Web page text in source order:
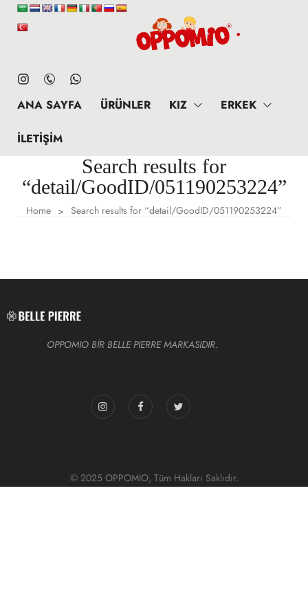
ANA SAYFA ÜRÜNLER KIZ ERKEK
İLETIŞIM
Search results for
“detail/GoodID/051190253224”
Home > Search results for “detail/GoodID/051190253224”
OPPOMIO BİR BELLE PIERRE MARKASIDIR.
© 2025 OPPOMIO, Tüm Hakları Saklıdır.